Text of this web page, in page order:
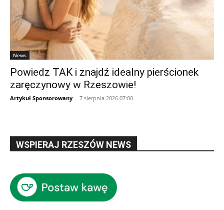
News
Powiedz TAK i znajdź idealny pierścionek
zaręczynowy w Rzeszowie!
Artykuł Sponsorowany - 7 sierpnia 2026 07:00
WSPIERAJ RZESZÓW NEWS